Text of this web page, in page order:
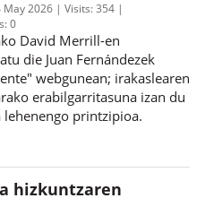
May 2026 Visits:354
0
David Merrill-en
die Juan Fernándezek
webgunean; irakaslearen
erabilgarritasuna izan du
printzipioa.
hizkuntzaren